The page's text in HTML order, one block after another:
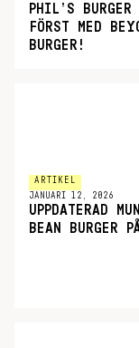
PHIL’S BURGER
FÖRST MED
BURGER!
ARTIKEL
JANUARI 12, 2026
UPPDATERAD
BEAN BURGER